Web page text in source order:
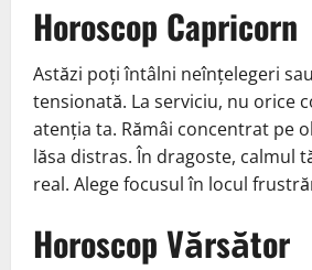
Horoscop Capricorn
Astăzi poți întâlni neînțelegeri
tensionată. La serviciu, nu orice
atenția ta. Rămâi concentrat pe
lăsa distras. În dragoste, calmul
real. Alege focusul în locul
Horoscop Vărsător